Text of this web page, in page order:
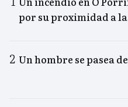
por su proximidad a
Un hombre se pasea